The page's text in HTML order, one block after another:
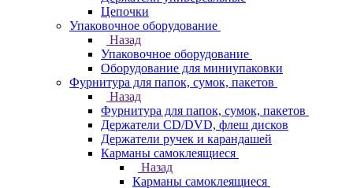
Цепочки
Упаковочное оборудование
Назад
Упаковочное оборудование
Оборудование для миниупаковки
Фурнитура для папок, сумок, пакетов
Назад
Фурнитура для папок, сумок, пакетов
Держатели CD/DVD, флеш дисков
Держатели ручек и карандашей
Карманы самоклеящиеся
Назад
Карманы самоклеящиеся